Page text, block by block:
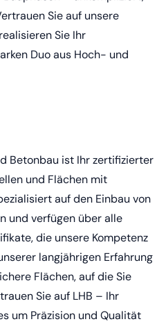
Sie auf unsere
Sie Ihr
Duo aus Hoch- und
Betonbau ist Ihr zertifizierter
und Flächen mit
auf den Einbau von
und verfügen über alle
die unsere Kompetenz
langjährigen Erfahrung
Flächen, auf die Sie
Sie auf LHB – Ihr
um Präzision und Qualität